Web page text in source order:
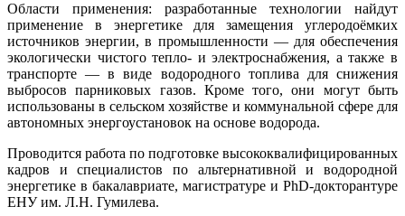
Области применения: разработанные технологии найдут
применение в энергетике для замещения углеродоёмких
источников энергии, в промышленности — для обеспечения
экологически чистого тепло- и электроснабжения, а также в
транспорте — в виде водородного топлива для снижения
выбросов парниковых газов. Кроме того, они могут быть
использованы в сельском хозяйстве и коммунальной сфере для
автономных энергоустановок на основе водорода.
Проводится работа по подготовке высококвалифицированных
кадров и специалистов по альтернативной и водородной
энергетике в бакалавриате, магистратуре и PhD-докторантуре
ЕНУ им. Л.Н. Гумилева.